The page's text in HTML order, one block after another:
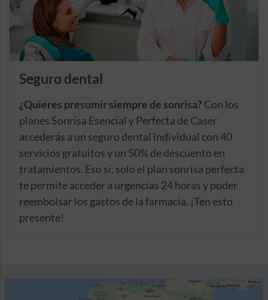
Seguro dental
¿Quieres presumir siempre de sonrisa? Con los
planes Sonrisa Esencial y Perfecta de Caser
accederás a un seguro dental individual con 40
servicios gratuitos y un 50% de descuento en
tratamientos. Eso sí, solo el plan sonrisa perfecta
te permite acceder a urgencias 24 horas y poder
reembolsar los gastos de la farmacia. ¡Ten esto
presente!